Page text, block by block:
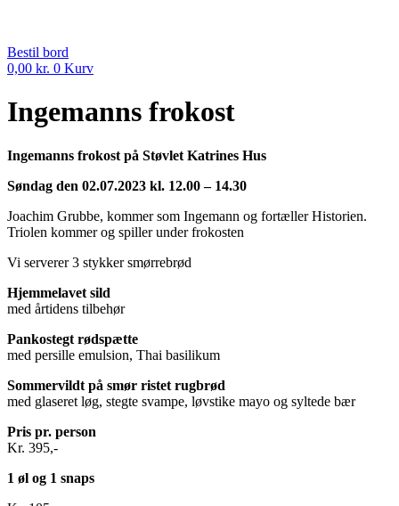
Bestil bord
0,00 kr. 0 Kurv
Ingemanns frokost
Ingemanns frokost på Støvlet Katrines Hus
Søndag den 02.07.2023 kl. 12.00 – 14.30
Joachim Grubbe, kommer som Ingemann og fortæller Historien.
Triolen kommer og spiller under frokosten
Vi serverer 3 stykker smørrebrød
Hjemmelavet sild
med årtidens tilbehør
Pankostegt rødspætte
med persille emulsion, Thai basilikum
Sommervildt på smør ristet rugbrød
med glaseret løg, stegte svampe, løvstike mayo og syltede bær
Pris pr. person
Kr. 395,-
1 øl og 1 snaps